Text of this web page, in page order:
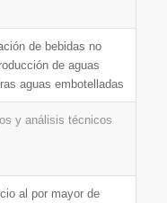
de bebidas no
de aguas
aguas embotelladas
y análisis técnicos
al por mayor de